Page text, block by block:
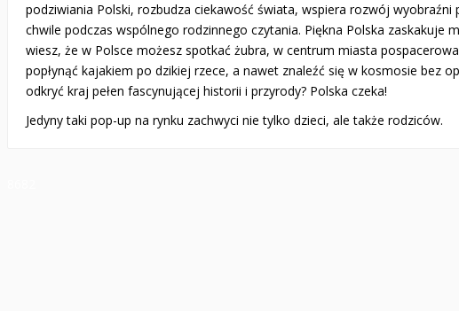
podziwiania Polski, rozbudza ciekawość świata, wspiera rozwój
chwile podczas wspólnego rodzinnego czytania. Piękna Polska zaskakuje
wiesz, że w Polsce możesz spotkać żubra, w centrum miasta
popłynąć kajakiem po dzikiej rzece, a nawet znaleźć się w kosmosie bez
odkryć kraj pełen fascynującej historii i przyrody? Polska czeka!
Jedyny taki pop-up na rynku zachwyci nie tylko dzieci, ale także rodziców.